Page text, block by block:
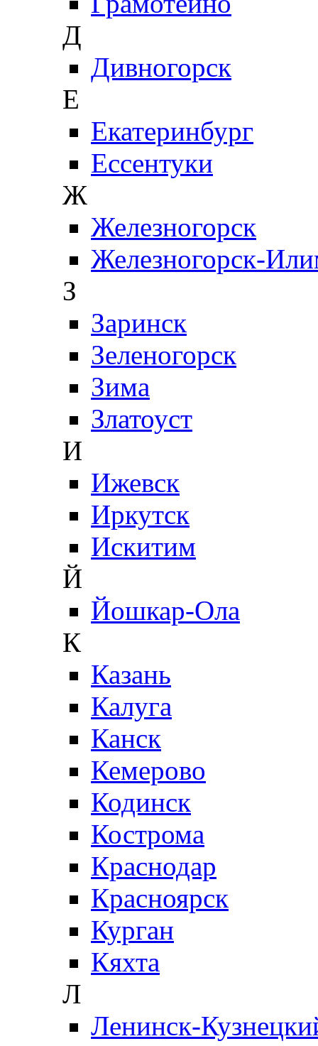
Д
Дивногорск
Е
Екатеринбург
Ессентуки
Ж
Железногорск
Железногорск-
З
Заринск
Зеленогорск
Зима
Златоуст
И
Ижевск
Иркутск
Искитим
Й
Йошкар-Ола
К
Казань
Калуга
Канск
Кемерово
Кодинск
Кострома
Краснодар
Красноярск
Курган
Кяхта
Л
Ленинск-